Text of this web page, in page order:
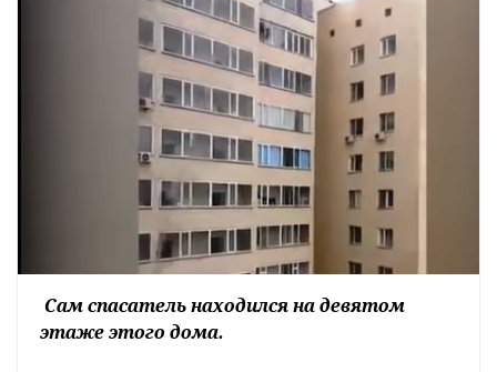
Сам спасатель находился на девятом
этаже этого дома.